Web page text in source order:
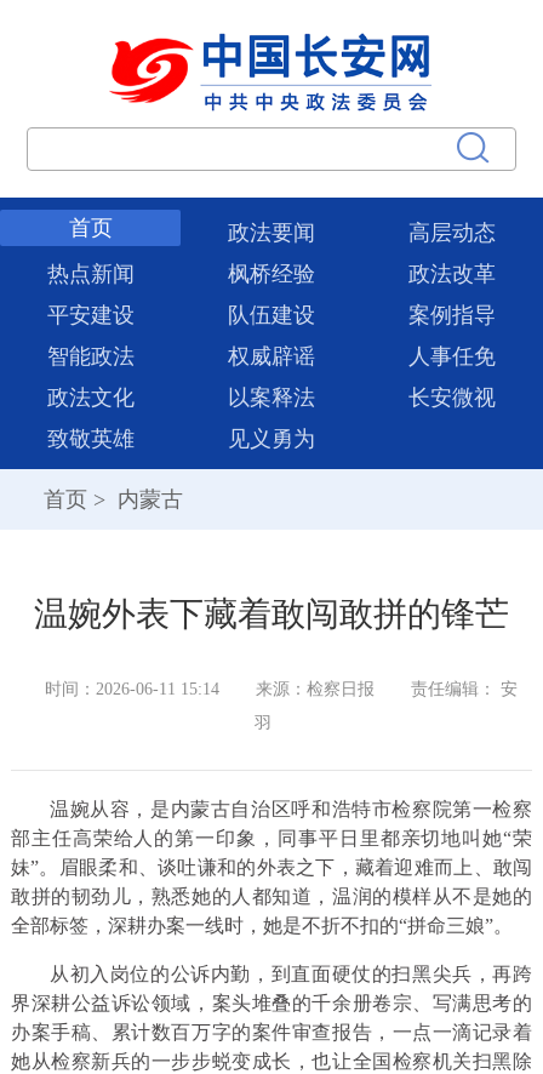
首页 政法要闻
高层动态
热点新闻
枫桥经验
政法改革
平安建设
队伍建设
案例指导
智能政法
权威辟谣
人事任免
政法文化
以案释法
长安微视
致敬英雄
见义勇为
首页 > 内蒙古
温婉外表下藏着敢闯敢拼的锋芒
时间：2026-06-11 15:14 来源：检察日报
责任编辑： 安
羽
温婉从容，是内蒙古自治区呼和浩特市检察院第一检察
部主任高荣给人的第一印象，同事平日里都亲切地叫她“荣
妹”。眉眼柔和、谈吐谦和的外表之下，藏着迎难而上、敢闯
敢拼的韧劲儿，熟悉她的人都知道，温润的模样从不是她的
全部标签，深耕办案一线时，她是不折不扣的“拼命三娘”。
从初入岗位的公诉内勤，到直面硬仗的扫黑尖兵，再跨
界深耕公益诉讼领域，案头堆叠的千余册卷宗、写满思考的
办案手稿、累计数百万字的案件审查报告，一点一滴记录着
她从检察新兵的一步步蜕变成长，也让全国检察机关扫黑除